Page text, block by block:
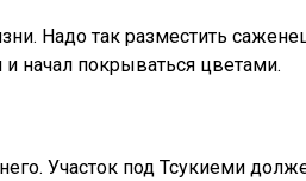
Надо так разместить
начал покрываться цветами.
Участок под Тсукиеми